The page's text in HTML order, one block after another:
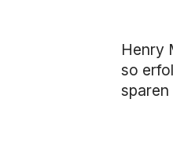
Henry
so